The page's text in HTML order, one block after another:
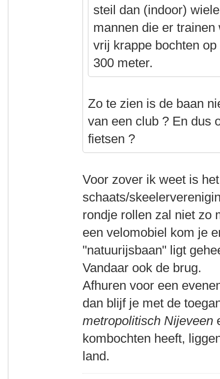
steil dan (indoor)
mannen die er
vrij krappe bochten
300 meter.
Zo te zien is de baan
van een club ? En dus
fietsen ?
Voor zover ik weet is
schaats/
rondje rollen zal niet zo
een velomobiel kom je
"natuurijsbaan" ligt
Vandaar ook de brug.
Afhuren voor een
dan blijf je met de
metropolitisch Nijeveen
kombochten heeft,
land.